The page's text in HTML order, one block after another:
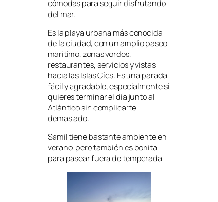
cómodas para seguir disfrutando
del mar.
Es la playa urbana más conocida
de la ciudad, con un amplio paseo
marítimo, zonas verdes,
restaurantes, servicios y vistas
hacia las Islas Cíes. Es una parada
fácil y agradable, especialmente si
quieres terminar el día junto al
Atlántico sin complicarte
demasiado.
Samil tiene bastante ambiente en
verano, pero también es bonita
para pasear fuera de temporada.